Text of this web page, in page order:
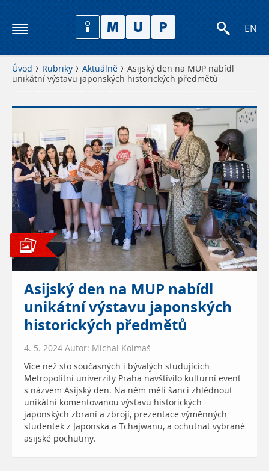
EN
Úvod Rubriky Aktuálně
Asijský den na MUP nabídl
unikátní výstavu japonských historických předmětů
Asijský den na MUP nabídl
unikátní výstavu japonských
historických předmětů
4. 5. 2024 Autor: Michal Kolmaš
Více než sto současných i bývalých studujících
Metropolitní univerzity Praha navštívilo kulturní event
s názvem Asijský den. Na něm měli šanci zhlédnout
unikátní komentovanou výstavu historických
japonských zbraní a zbrojí, prezentace výměnných
studentek z Japonska a Tchajwanu, a ochutnat vybrané
asijské pochutiny.